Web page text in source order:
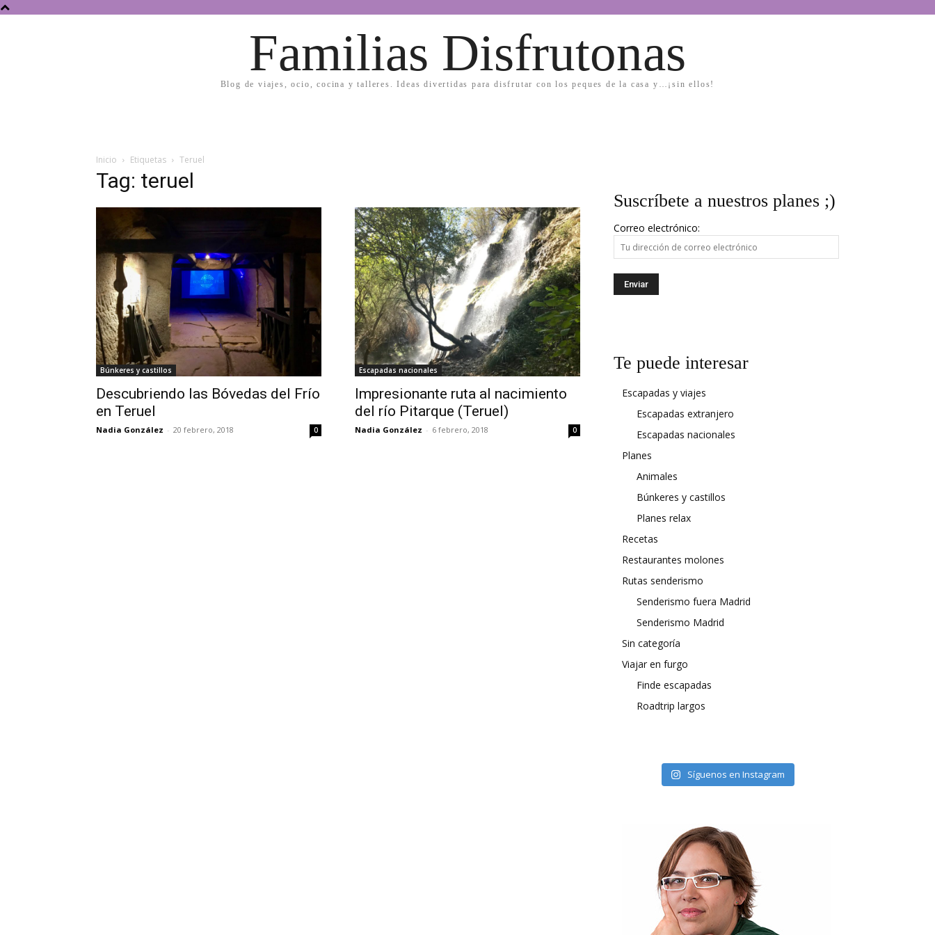
Familias Disfrutonas
Blog de viajes, ocio, cocina y talleres. Ideas divertidas para disfrutar con los peques de la casa y…¡sin ellos!
Inicio Etiquetas Teruel
Tag: teruel
Búnkeres y castillos
Descubriendo las Bóvedas del Frío
en Teruel
Nadia González - 20 febrero, 2018 0
Escapadas nacionales
Impresionante ruta al nacimiento
del río Pitarque (Teruel)
Nadia González - 6 febrero, 2018 0
Suscríbete a nuestros planes ;)
Correo electrónico:
Te puede interesar
Escapadas y viajes
Escapadas extranjero
Escapadas nacionales
Planes
Animales
Búnkeres y castillos
Planes relax
Recetas
Restaurantes molones
Rutas senderismo
Senderismo fuera Madrid
Senderismo Madrid
Sin categoría
Viajar en furgo
Finde escapadas
Roadtrip largos
Síguenos en Instagram